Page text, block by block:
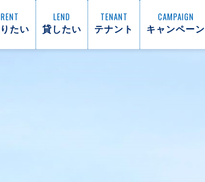
RENT
たい
LEND
貸したい
TENANT
テナント
CAMPAIGN
キャンペーン